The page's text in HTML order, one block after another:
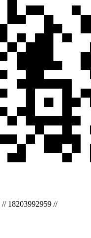
18203992959 //